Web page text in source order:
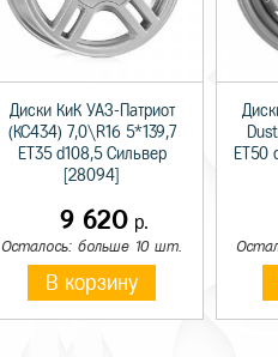
Диски КиК УАЗ-Патриот
(КС434) 7,0\R16 5*139,7
ET35 d108,5 Сильвер
[28094]
9 620р.
Осталось: больше 10 шт.
В корзину
ET50